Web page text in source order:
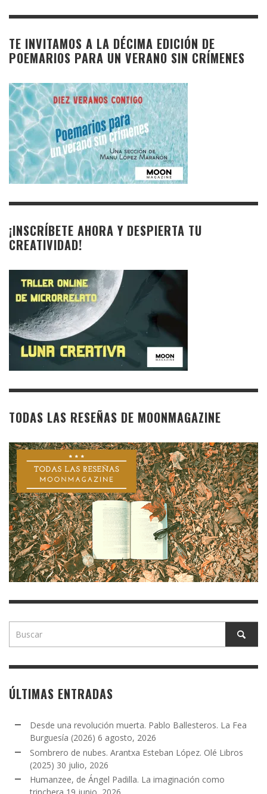
TE INVITAMOS A LA DÉCIMA EDICIÓN DE
POEMARIOS PARA UN VERANO SIN CRÍMENES
¡INSCRÍBETE AHORA Y DESPIERTA TU
CREATIVIDAD!
TODAS LAS RESEÑAS DE MOONMAGAZINE
ÚLTIMAS ENTRADAS
Desde una revolución muerta. Pablo Ballesteros. La Fea
Burguesía (2026) 6 agosto, 2026
Sombrero de nubes. Arantxa Esteban López. Olé Libros
(2025) 30 julio, 2026
Humanzee, de Ángel Padilla. La imaginación como